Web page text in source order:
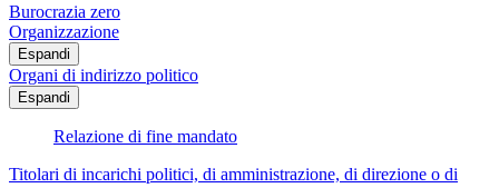
Burocrazia zero
Organizzazione
Espandi
Organi di indirizzo politico
Espandi
Relazione di fine mandato
Titolari di incarichi politici, di amministrazione, di direzione o di